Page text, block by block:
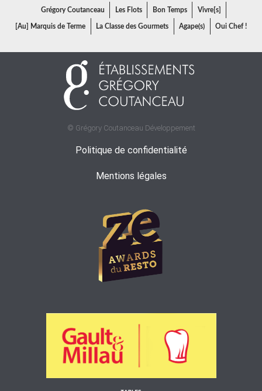
Grégory Coutanceau Les Flots Bon Temps Vivre[s]
[Au] Marquis de Terme La Classe des Gourmets Agape(s) Oui Chef !
© Grégory Coutanceau Développement
Politique de confidentialité
Mentions légales